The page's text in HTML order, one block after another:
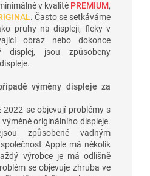
v kvalitě PREMIUM,
. Často se setkáváme
pruhy na displeji, fleky v
obraz nebo dokonce
displej, jsou způsobeny
výměny displeje za
2022 se objevují problémy s
originálního displeje.
způsobené vadným
Apple má několik
výrobce je má odlišně
se objevuje zhruba ve